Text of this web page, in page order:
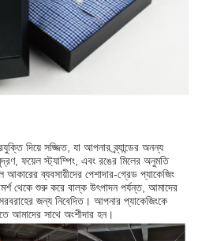
দিয়ে সজ্জিত, যা আপনার ব্র্যান্ডের অনন্য
ফয়েল স্ট্যাম্পিং, এবং রঙের মিলের অনুমতি
ব্যবসায়ীদের পেশাদার-গ্রেড প্যাকেজিং
থেকে শুরু করে বাল্ক উৎপাদন পর্যন্ত, আমাদের
জন্য নিবেদিত। আপনার প্যাকেজিংকে
আমাদের সাথে অংশীদার হন।